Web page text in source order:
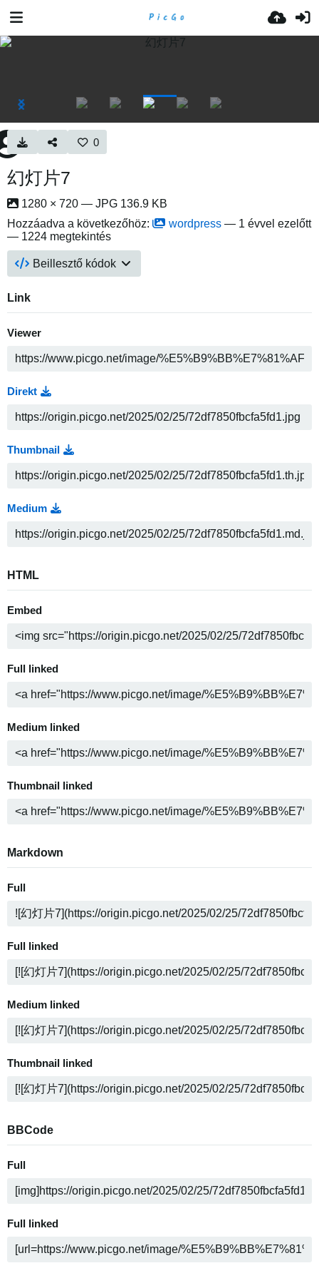
0
幻灯片7
1280 × 720 — JPG 136.9 KB
Hozzáadva a következőhöz:
wordpress — 1 évvel ezelőtt
— 1224 megtekintés
Beillesztő kódok
Link
Viewer
Direkt
Thumbnail
Medium
HTML
Embed
Full linked
Medium linked
Thumbnail linked
Markdown
Full
Full linked
Medium linked
Thumbnail linked
BBCode
Full
Full linked